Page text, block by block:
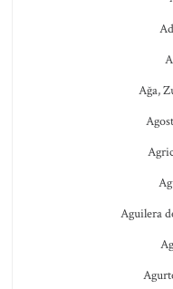
Ağa,
Aguilera